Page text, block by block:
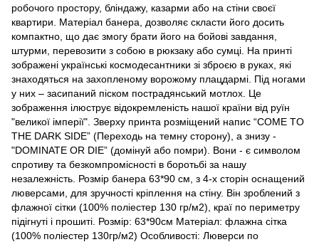
робочого простору, бліндажу, казарми або на стіни своєї
квартири. Матеріал банера, дозволяє скласти його досить
компактно, що дає змогу брати його на бойові завдання,
штурми, перевозити з собою в рюкзаку або сумці. На принті
зображені українські космодесантники зі зброєю в руках, які
знаходяться на захопленому ворожому плацдармі. Під ногами
у них – засипаний піском пострадянський мотлох. Це
зображення ілюструє відокремленість нашої країни від руїн
"великої імперії". Зверху принта розміщений напис “COME TO
THE DARK SIDE” (Переходь на темну сторону), а знизу -
"DOMINATE OR DIE” (домінуй або помри). Вони - є символом
спротиву та безкомпромісності в боротьбі за нашу
незалежність. Розмір банера 63*90 см, з 4-х сторін оснащений
люверсами, для зручності кріплення на стіну. Він зроблений з
флажної сітки (100% поліестер 130 гр/м2), краї по периметру
підігнуті і прошиті. Розмір: 63*90см Матеріал: флажна сітка
(100% поліестер 130гр/м2) Особливості: Люверси по